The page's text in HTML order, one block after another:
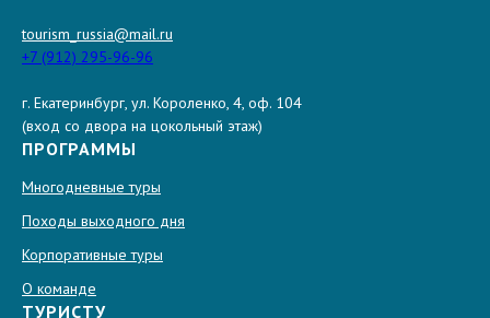
tourism_russia@mail.ru
+7 (912) 295-96-96
г. Екатеринбург, ул. Короленко, 4, оф. 104
(вход со двора на цокольный этаж)
ПРОГРАММЫ
Многодневные туры
Походы выходного дня
Корпоративные туры
О команде
ТУРИСТУ